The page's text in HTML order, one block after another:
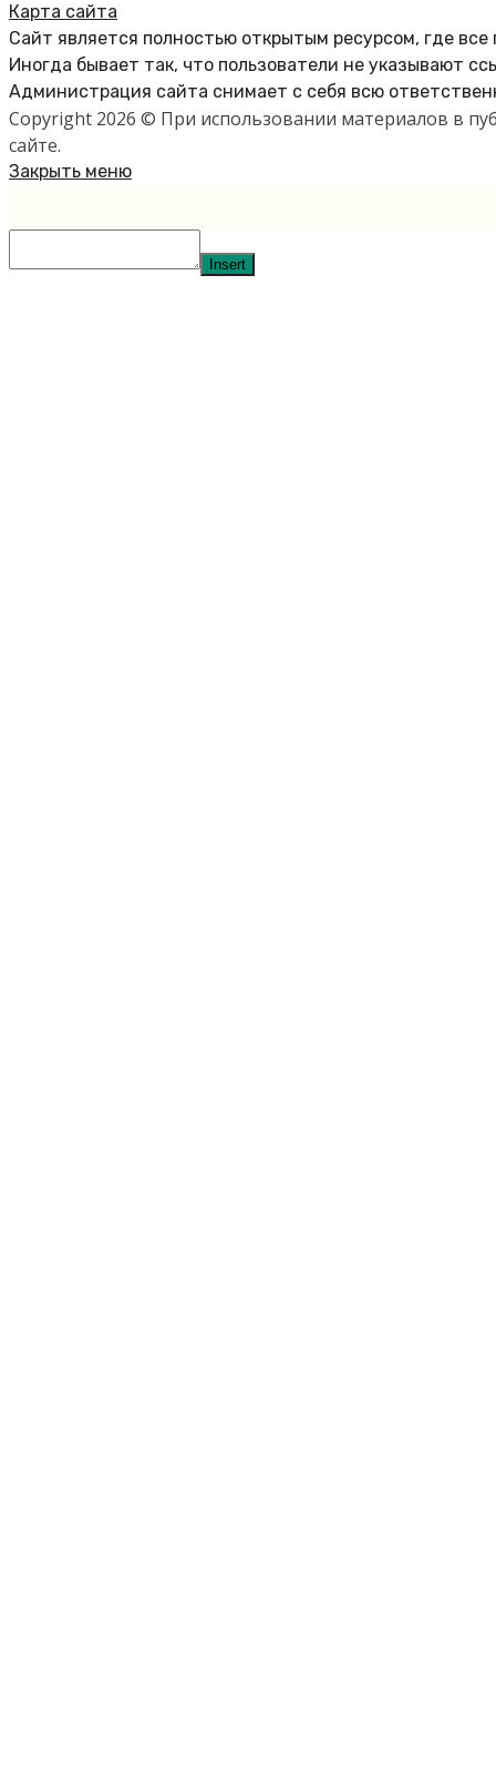
Карта сайта
Сайт является полностью открытым ресурсом, где
Иногда бывает так, что пользователи не указывают
Администрация сайта снимает с себя всю
Copyright 2026 © При использовании материалов в
сайте.
Закрыть меню
Insert